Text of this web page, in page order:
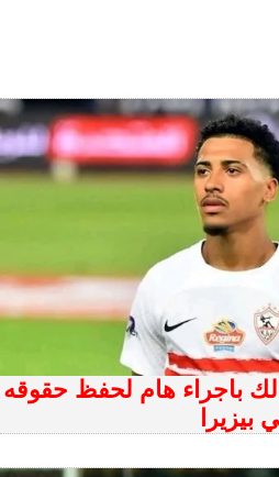
باجراء هام لحفظ حقوقه
بيزيرا